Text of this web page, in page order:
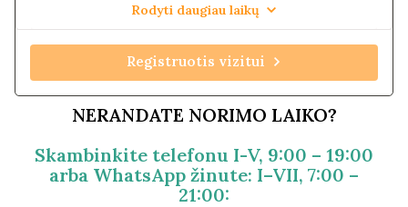
Rodyti daugiau laikų
Registruotis vizitui
NERANDATE NORIMO LAIKO?
Skambinkite telefonu I-V, 9:00 – 19:00
arba WhatsApp žinute: I–VII, 7:00 –
21:00: